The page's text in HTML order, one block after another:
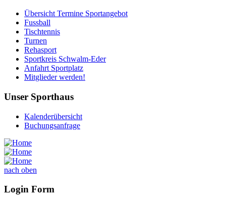
Übersicht Termine Sportangebot
Fussball
Tischtennis
Turnen
Rehasport
Sportkreis Schwalm-Eder
Anfahrt Sportplatz
Mitglieder werden!
Unser Sporthaus
Kalenderübersicht
Buchungsanfrage
nach oben
Login Form